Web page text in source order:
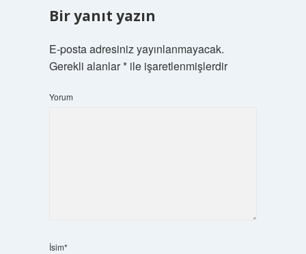
Bir yanıt yazın
E-posta adresiniz yayınlanmayacak.
Gerekli alanlar*ile işaretlenmişlerdir
Yorum
İsim*